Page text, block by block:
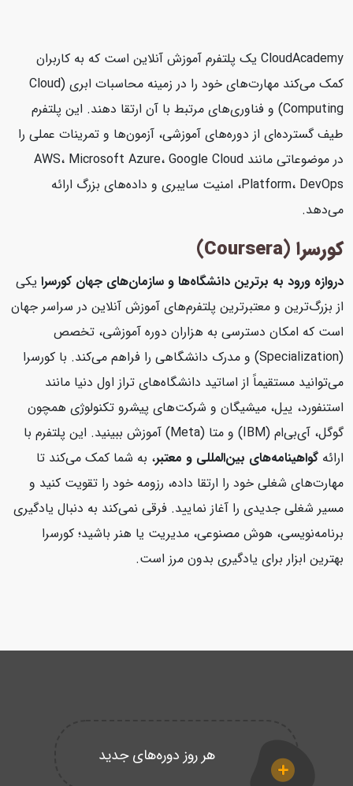
CloudAcademy یک پلتفرم آموزش آنلاین است که به کاربران
کمک می‌کند مهارت‌های خود را در زمینه محاسبات ابری (Cloud
Computing) و فناوری‌های مرتبط با آن ارتقا دهند. این پلتفرم
طیف گسترده‌ای از دوره‌های آموزشی، آزمون‌ها و تمرینات عملی را
در موضوعاتی مانند AWS، Microsoft Azure، Google Cloud
Platform، DevOps، امنیت سایبری و داده‌های بزرگ ارائه
می‌دهد.
کورسرا (Coursera)
دروازه ورود به برترین دانشگاه‌ها و سازمان‌های جهان کورسرایکی
از بزرگ‌ترین و معتبرترین پلتفرم‌های آموزش آنلاین در سراسر جهان
است که امکان دسترسی به هزاران دوره آموزشی، تخصص
(Specialization) و مدرک دانشگاهی را فراهم می‌کند. با کورسرا
می‌توانید مستقیماً از اساتید دانشگاه‌های تراز اول دنیا مانند
استنفورد، ییل، میشیگان و شرکت‌های پیشرو تکنولوژی همچون
گوگل، آی‌بی‌ام (IBM) و متا (Meta) آموزش ببینید. این پلتفرم با
ارائهگواهینامه‌های بین‌المللی و معتبر، به شما کمک می‌کند تا
مهارت‌های شغلی خود را ارتقا داده، رزومه خود را تقویت کنید و
مسیر شغلی جدیدی را آغاز نمایید. فرقی نمی‌کند به دنبال یادگیری
برنامه‌نویسی، هوش مصنوعی، مدیریت یا هنر باشید؛ کورسرا
بهترین ابزار برای یادگیری بدون مرز است.
هر روز دوره‌های جدید